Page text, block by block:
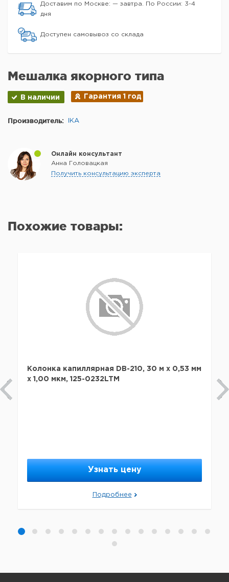
Доставим по Москве: — завтра. По России: 3-4
дня
Доступен самовывоз со склада
Мешалка якорного типа
В наличии Гарантия 1 год
Производитель: IKA
Онлайн консультант
Анна Головацкая
Получить консультацию эксперта
Похожие товары:
Колонка капиллярная DB-210, 30 м x 0,53 мм
х 1,00 мкм, 125-0232LTM
Узнать цену
Подробнее